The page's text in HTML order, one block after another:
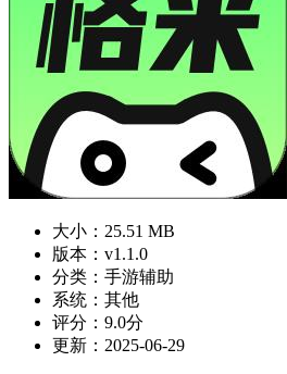
大小：25.51 MB
版本：v1.1.0
分类：手游辅助
系统：其他
评分：9.0分
更新：2025-06-29